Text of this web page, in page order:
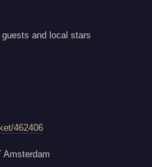
and local stars
462406
Amsterdam